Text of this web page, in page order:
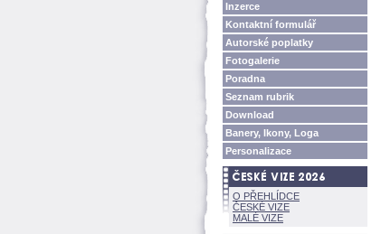
Inzerce
Kontaktní formulář
Autorské poplatky
Fotogalerie
Poradna
Seznam rubrik
Download
Banery, Ikony, Loga
Personalizace
O PŘEHLÍDCE
ČESKÉ VIZE
MALÉ VIZE